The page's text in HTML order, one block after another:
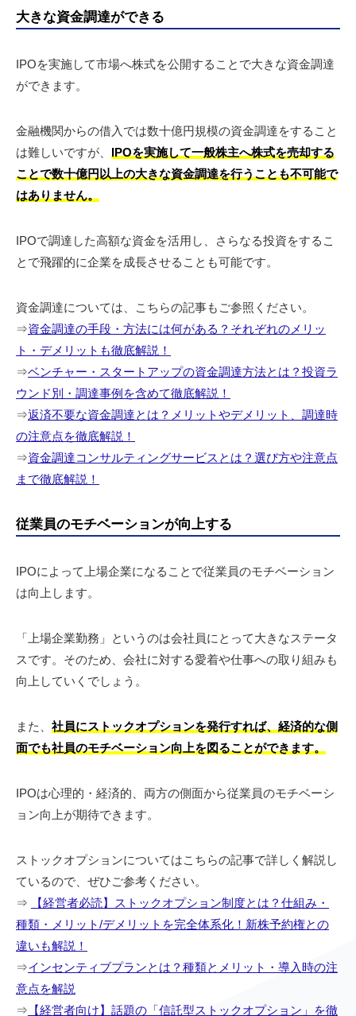
大きな資金調達ができる
IPOを実施して市場へ株式を公開することで大きな資金調達
ができます。
金融機関からの借入では数十億円規模の資金調達をすること
は難しいですが、 IPOを実施して一般株主へ株式を売却する
ことで数十億円以上の大きな資金調達を行うことも不可能で
はありません。
IPOで調達した高額な資金を活用し、さらなる投資をするこ
とで飛躍的に企業を成長させることも可能です。
資金調達については、こちらの記事もご参照ください。
⇒資金調達の手段・方法には何がある？それぞれのメリッ
ト・デメリットも徹底解説！
⇒ベンチャー・スタートアップの資金調達方法とは？投資ラ
ウンド別・調達事例を含めて徹底解説！
⇒返済不要な資金調達とは？メリットやデメリット、調達時
の注意点を徹底解説！
⇒資金調達コンサルティングサービスとは？選び方や注意点
まで徹底解説！
従業員のモチベーションが向上する
IPOによって上場企業になることで従業員のモチベーション
は向上します。
「上場企業勤務」というのは会社員にとって大きなステータ
スです。そのため、会社に対する愛着や仕事への取り組みも
向上していくでしょう。
また、 社員にストックオプションを発行すれば、経済的な側
面でも社員のモチベーション向上を図ることができます。
IPOは心理的・経済的、両方の側面から従業員のモチベーシ
ョン向上が期待できます。
ストックオプションについてはこちらの記事で詳しく解説し
ているので、ぜひご参考ください。
⇒
【経営者必読】ストックオプション制度とは？仕組み・
種類・メリット/デメリットを完全体系化！新株予約権との
違いも解説！
⇒インセンティブプランとは？種類とメリット・導入時の注
意点を解説
⇒ 【経営者向け】話題の「信託型ストックオプション」を徹